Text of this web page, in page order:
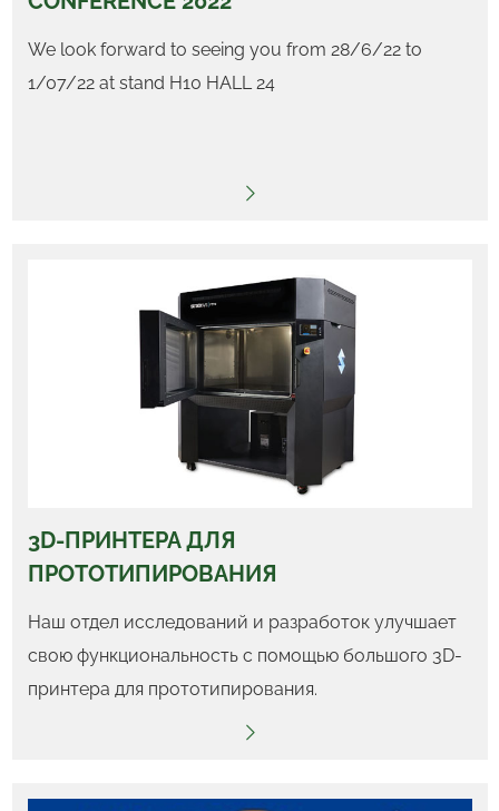
We look forward to seeing you from 28/6/22 to
1/07/22 at stand H10 HALL 24
3D-ПРИНТЕРА ДЛЯ
ПРОТОТИПИРОВАНИЯ
Наш отдел исследований и разработок улучшает
свою функциональность с помощью большого 3D-
принтера для прототипирования.